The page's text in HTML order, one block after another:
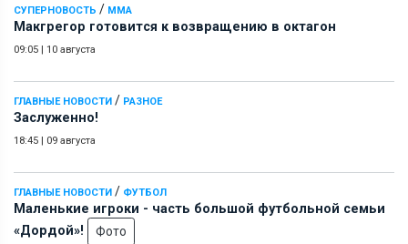
СУПЕРНОВОСТЬ / ММА
Макгрегор готовится к возвращению в октагон
09:05 | 10 августа
ГЛАВНЫЕ НОВОСТИ / РАЗНОЕ
Заслуженно!
18:45 | 09 августа
ГЛАВНЫЕ НОВОСТИ / ФУТБОЛ
Маленькие игроки - часть большой футбольной семьи
«Дордой»!
Фото